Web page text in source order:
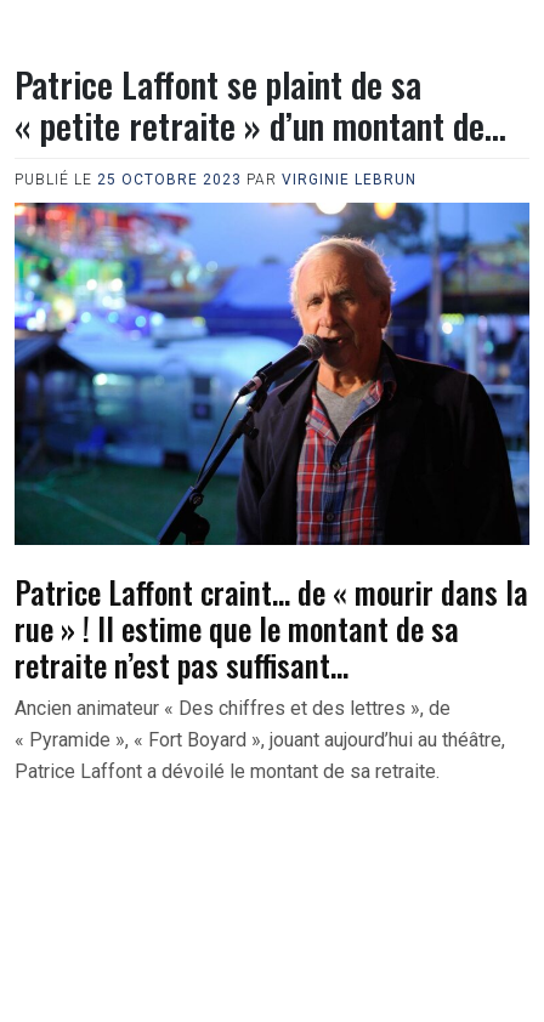
Patrice Laffont se plaint de sa
« petite retraite » d’un montant de…
PUBLIÉ LE 25 OCTOBRE 2023 PAR VIRGINIE LEBRUN
Patrice Laffont craint… de « mourir dans la
rue » ! Il estime que le montant de sa
retraite n’est pas suffisant…
Ancien animateur « Des chiffres et des lettres », de
« Pyramide », « Fort Boyard », jouant aujourd’hui au théâtre,
Patrice Laffont a dévoilé le montant de sa retraite.